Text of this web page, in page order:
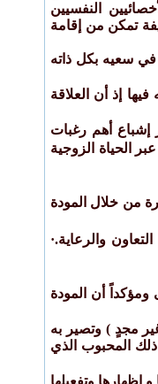
النفسيين
تمكن من إقامة
في سعيه بكل ذاته
إذ أن العلاقة
تكون مادة للارتباط والعلائق الزوجية .2- بها وفيها يتوفر إشباع أهم رغبات
عبر الحياة الزوجية
هذه الأوضاع المتغيرة من خلال المودة
والرعاية.·
أن المودة
مجدٍ ) وتصير به
ذلك المحبوب الذي
إظهارها وتفعيلها